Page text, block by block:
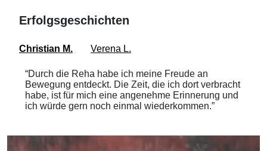
Erfolgsgeschichten
Christian M. Verena L.
“Durch die Reha habe ich meine Freude an
Bewegung entdeckt. Die Zeit, die ich dort verbracht
habe, ist für mich eine angenehme Erinnerung und
ich würde gern noch einmal wiederkommen.”